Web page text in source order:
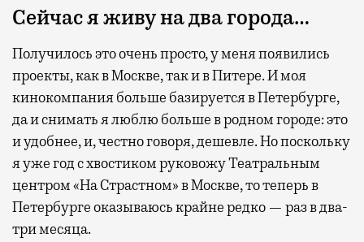
Сейчас я живу на два города…
Получилось это очень просто, у меня появились
проекты, как в Москве, так и в Питере. И моя
кинокомпания больше базируется в Петербурге,
да и снимать я люблю больше в родном городе: это
и удобнее, и, честно говоря, дешевле. Но поскольку
я уже год с хвостиком руковожу Театральным
центром «На Страстном» в Москве, то теперь в
Петербурге оказываюсь крайне редко — раз в два-
три месяца.